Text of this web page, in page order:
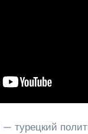
— турецкий